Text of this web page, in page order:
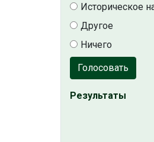
Историческое
Другое
Ничего
Голосовать
Результаты